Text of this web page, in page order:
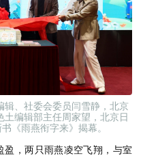
、社委会委员闫雪静，北京
编辑部主任周家望，北京日
《雨燕衔字来》揭幕。
，两只雨燕凌空飞翔，与室